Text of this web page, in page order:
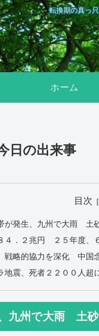
転換期の真っ
ホーム
日の出来事
目次
が発生、九州で大雨 土
４．２兆円 ２５年度、
戦略的協力を深化 中国
地震、死者２２００人
九州で大雨 土